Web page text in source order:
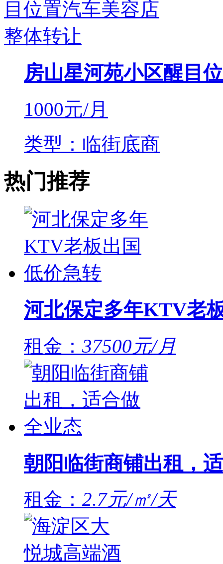
房山星河苑小区醒目
1000元/月
类型：临街底商
热门推荐
河北保定多年KTV老
租金： 37500元/月
朝阳临街商铺出租，
租金： 2.7元/㎡/天